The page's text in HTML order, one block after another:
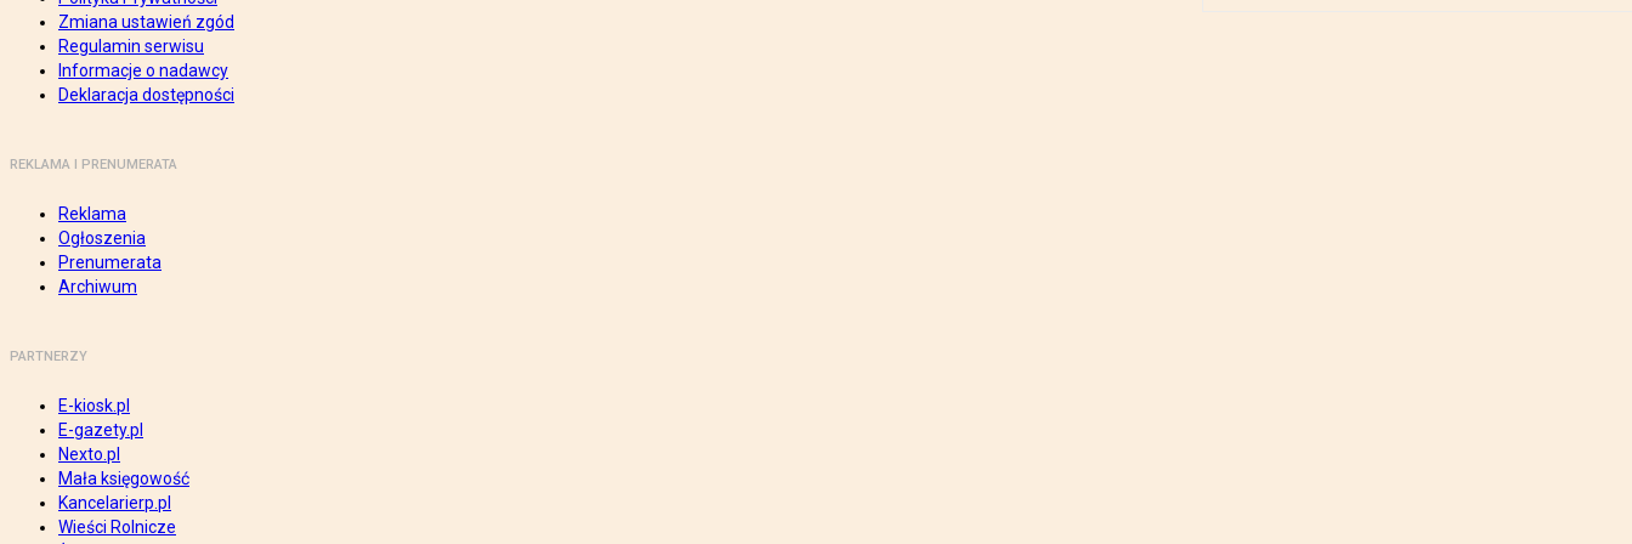
Zmiana ustawień zgód
Regulamin serwisu
Informacje o nadawcy
Deklaracja dostępności
REKLAMA I PRENUMERATA
Reklama
Ogłoszenia
Prenumerata
Archiwum
PARTNERZY
E-kiosk.pl
E-gazety.pl
Nexto.pl
Mała księgowość
Kancelarierp.pl
Wieści Rolnicze